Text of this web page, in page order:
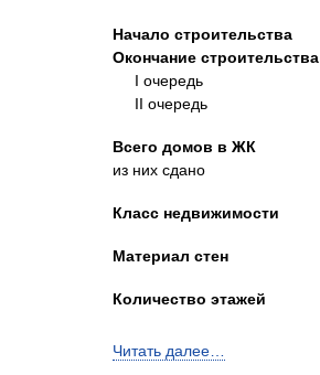
Начало строительства
Окончание строительства
I очередь
II очередь
Всего домов в ЖК
из них сдано
Класс недвижимости
Материал стен
Количество этажей
Квартир в доме
количество подъездов
Читать далее…